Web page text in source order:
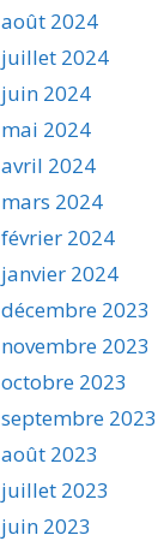
août 2024
juillet 2024
juin 2024
mai 2024
avril 2024
mars 2024
février 2024
janvier 2024
décembre 2023
novembre 2023
octobre 2023
septembre 2023
août 2023
juillet 2023
juin 2023